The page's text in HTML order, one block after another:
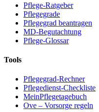
Pflege-Ratgeber
Pflegegrade
Pflegegrad beantragen
MD-Begutachtung
Pflege-Glossar
Tools
Pflegegrad-Rechner
Pflegedienst-Checkliste
MeinPflegetagebuch
Ove – Vorsorge regeln